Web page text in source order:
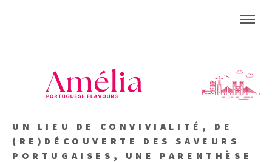
UN LIEU DE CONVIVIALITÉ, DE
(RE)DÉCOUVERTE DES SAVEURS
PORTUGAISES, UNE PARENTHÈSE